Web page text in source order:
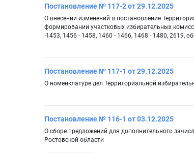
Постановление № 117-2 от 29.12.2025
О внесении изменений в постановление
формировании участковых избирательных
-1453, 1456 - 1458, 1460 - 1466, 1468 - 1480, 2619,
Постановление № 117-1 от 29.12.2025
О номенклатуре дел Территориальной
Постановление № 116-1 от 03.12.2025
О сборе предложений для дополнительного
Ростовской области